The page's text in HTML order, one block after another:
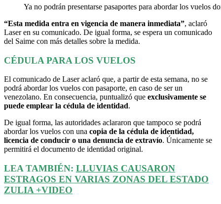
Ya no podrán presentarse pasaportes para abordar los vuelos
“Esta medida entra en vigencia de manera inmediata”, aclaró
Laser en su comunicado. De igual forma, se espera un comunicado
del Saime con más detalles sobre la medida.
CÉDULA PARA LOS VUELOS
El comunicado de Laser aclaró que, a partir de esta semana, no se
podrá abordar los vuelos con pasaporte, en caso de ser un
venezolano. En consecuencia, puntualizó que exclusivamente se
puede emplear la cédula de identidad.
De igual forma, las autoridades aclararon que tampoco se podrá
abordar los vuelos con una copia de la cédula de identidad,
licencia de conducir o una denuncia de extravío. Únicamente se
permitirá el documento de identidad original.
LEA TAMBIÉN: LLUVIAS CAUSARON
ESTRAGOS EN VARIAS ZONAS DEL ESTADO
ZULIA +VIDEO